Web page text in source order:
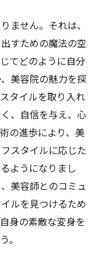
ません。それは、
すための魔法の空
てどのように自分
美容院の魅力を探
タイルを取り入れ
、自信を与え、心
の進歩により、美
スタイルに応じた
ようになりまし
美容師とのコミュ
ルを見つけるため
身の素敵な変身を
。